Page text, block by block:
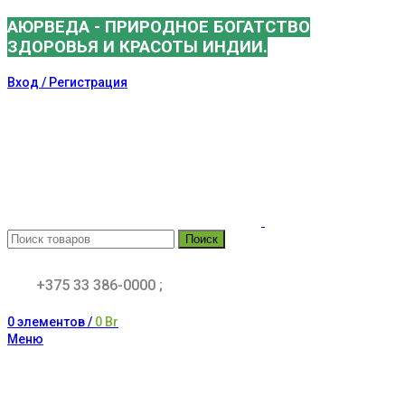
АЮРВЕДА - ПРИРОДНОЕ БОГАТСТВО
ЗДОРОВЬЯ И КРАСОТЫ ИНДИИ.
Вход / Регистрация
Поиск
+375 33 386-0000 ;
0элементов/ 0 Br
Меню